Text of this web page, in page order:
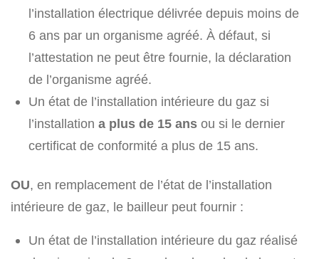
l’installation électrique délivrée depuis moins de
6 ans par un organisme agréé. À défaut, si
l’attestation ne peut être fournie, la déclaration
de l’organisme agréé.
Un état de l’installation intérieure du gaz si
l’installation a plus de 15 ans ou si le dernier
certificat de conformité a plus de 15 ans.
OU, en remplacement de l’état de l’installation
intérieure de gaz, le bailleur peut fournir :
Un état de l’installation intérieure du gaz réalisé